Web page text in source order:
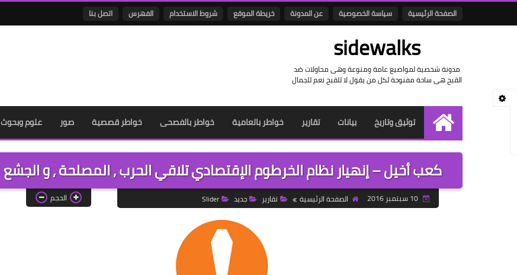
الصفحة الرئيسية سياسة الخصوصية عن المدونة خريطة الموقع شروط الاستخدام الفهرس اتصل بنا
sidewalks
مدونة شخصية لمواضيع عامة ومنوعة وهى محاولات ضد
القبح هى ساحة مفنوحة لكل من يقول لا للقبح نعم للجمال
الرئيسية
توثيق وتاريخ بيانات تقارير خواطر بالعامية خواطر بالفصحى خواطر قصصية صور علوم وبحوث
كعب أخيل – إنهيار نظام الخرطوم الإقتصادي تلاقي الحرب , المصلحة , و الجشع
10 سبتمبر 2016 الصفحة الرئيسية تقارير جديد Slider الحجم